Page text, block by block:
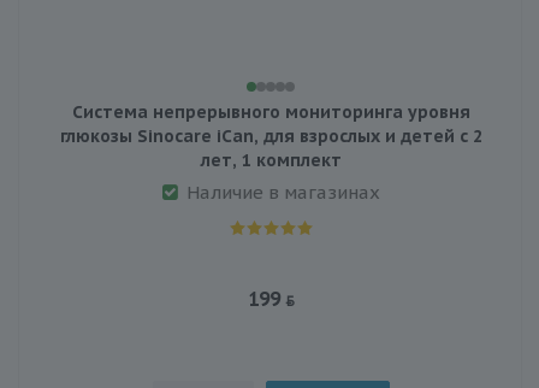
Система непрерывного мониторинга уровня
глюкозы Sinocare iCan, для взрослых и детей с 2
лет, 1 комплект
Наличие в магазинах
199